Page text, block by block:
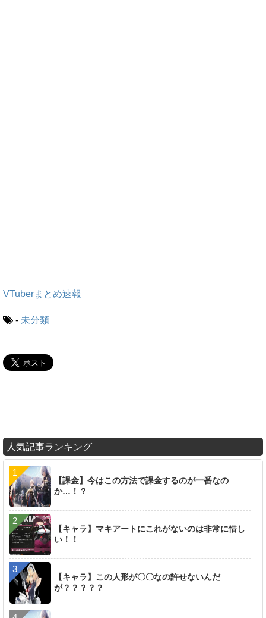
VTuberまとめ速報
- 未分類
人気記事ランキング
【課金】今はこの方法で課金するのが一番なの
か…！？
【キャラ】マキアートにこれがないのは非常に惜し
い！！
【キャラ】この人形が〇〇なの許せないんだ
が？？？？？